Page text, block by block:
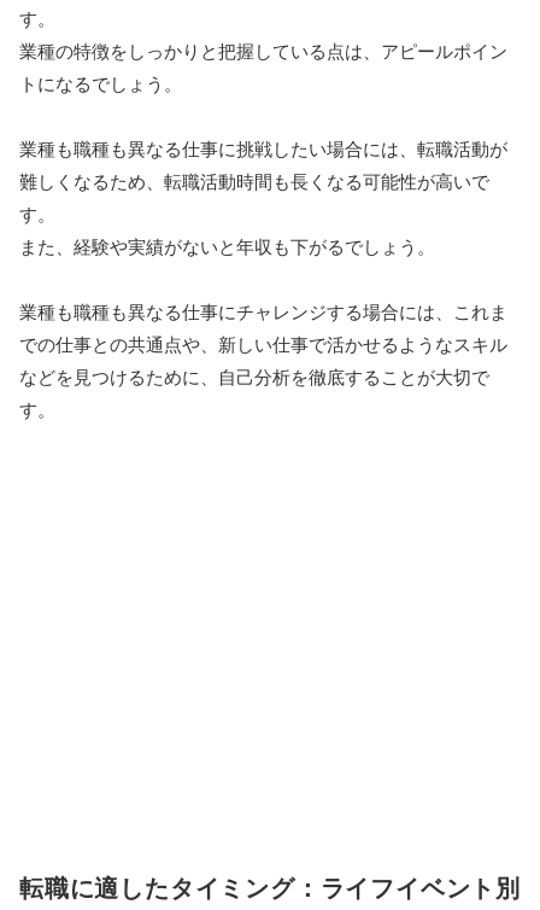
す。
業種の特徴をしっかりと把握している点は、アピールポイン
トになるでしょう。
業種も職種も異なる仕事に挑戦したい場合には、転職活動が
難しくなるため、転職活動時間も長くなる可能性が高いで
す。
また、経験や実績がないと年収も下がるでしょう。
業種も職種も異なる仕事にチャレンジする場合には、これま
での仕事との共通点や、新しい仕事で活かせるようなスキル
などを見つけるために、自己分析を徹底することが大切で
す。
転職に適したタイミング：ライフイベント別